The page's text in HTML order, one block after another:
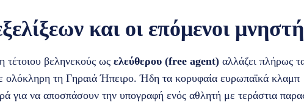
και οι επόμενοι
βεληνεκούς ως ελεύθερου (free agent) αλλάζει πλήρως
ολόκληρη τη Γηραιά Ήπειρο. Ήδη τα κορυφαία ευρωπαϊκά κλαμπ
για να αποσπάσουν την υπογραφή ενός αθλητή με τεράστια